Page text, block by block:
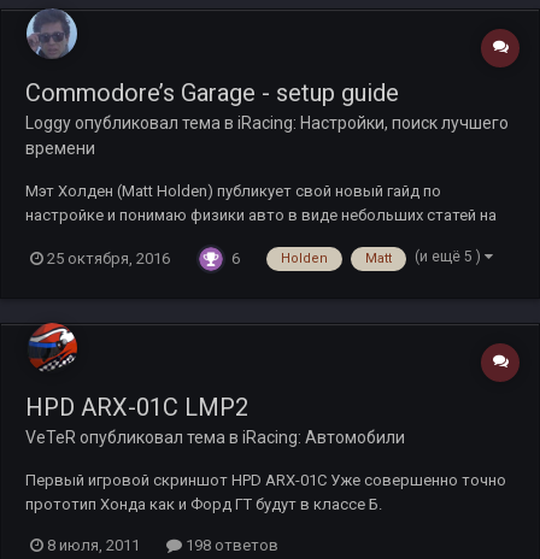
Commodore’s Garage - setup guide
Loggyопубликовал тема в iRacing: Настройки, поиск лучшего
времени
Мэт Холден (Matt Holden) публикует свой новый гайд по
настройке и понимаю физики авто в виде небольших статей на
команды Gale Force Racing в чемпионате Peak Antifreeze. Статьи
25 октября, 2016 6 Holden Matt (и ещё 5 )
HPD ARX-01C LMP2
VeTeR опубликовал тема в iRacing: Автомобили
Первый игровой скриншот HPD ARX-01C Уже совершенно точно
прототип Хонда как и Форд ГТ будут в классе Б.
8 июля, 2011 198 ответов